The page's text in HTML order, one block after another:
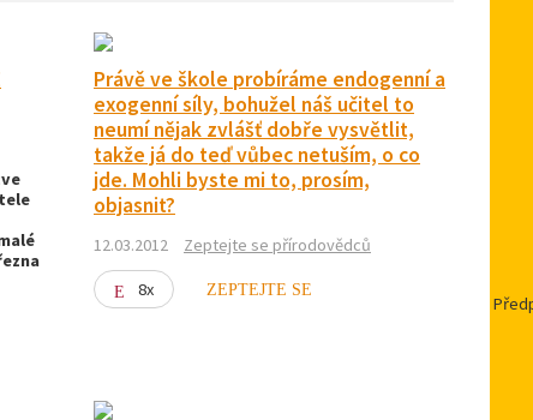
Právě ve škole probíráme endogenní a
exogenní síly, bohužel náš učitel to
neumí nějak zvlášť dobře vysvětlit,
takže já do teď vůbec netuším, o co
jde. Mohli byste mi to, prosím,
objasnit?
12.03.2012 Zeptejte se přírodovědců
8x ZEPTEJTE SE